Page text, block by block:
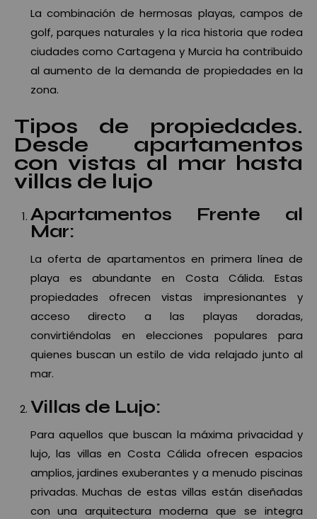
La combinación de hermosas playas, campos de
golf, parques naturales y la rica historia que rodea
ciudades como Cartagena y Murcia ha contribuido
al aumento de la demanda de propiedades en la
zona.
Tipos de propiedades.
Desde apartamentos
con vistas al mar hasta
villas de lujo
Apartamentos Frente al
Mar:
La oferta de apartamentos en primera línea de
playa es abundante en Costa Cálida. Estas
propiedades ofrecen vistas impresionantes y
acceso directo a las playas doradas,
convirtiéndolas en elecciones populares para
quienes buscan un estilo de vida relajado junto al
mar.
Villas de Lujo:
Para aquellos que buscan la máxima privacidad y
lujo, las villas en Costa Cálida ofrecen espacios
amplios, jardines exuberantes y a menudo piscinas
privadas. Muchas de estas villas están diseñadas
con una arquitectura moderna que se integra